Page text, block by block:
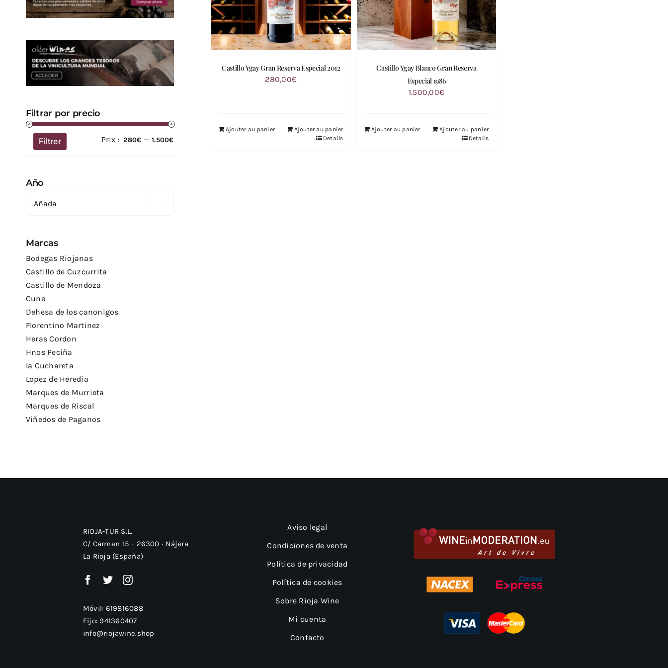
Castillo Ygay Gran Reserva Especial 2012
280,00€
Ajouter au panier
Ajouter au panier
Details
Castillo Ygay Blanco Gran Reserva
Especial 1986
1.500,00€
Ajouter au panier
Ajouter au panier
Details
Filtrar por precio
Prix
Prix
Filtrer Prix : 280€ —1.500€
Año
Marcas
Bodegas Riojanas
Castillo de Cuzcurrita
Castillo de Mendoza
Cune
Dehesa de los canonigos
Florentino Martinez
Heras Cordon
Hnos Peciña
la Cuchareta
Lopez de Heredia
Marques de Murrieta
Marques de Riscal
Viñedos de Paganos
RIOJA-TUR S.L.
C/ Carmen 15 – 26300 ‧ Nájera
La Rioja (España)
Móvil: 619816088
Fijo: 941360407
info@riojawine.shop
Aviso legal
Condiciones de venta
Política de privacidad
Política de cookies
Sobre Rioja Wine
Mi cuenta
Contacto